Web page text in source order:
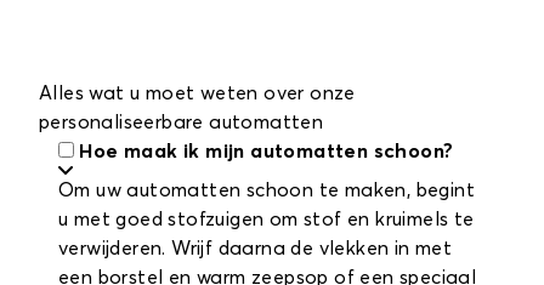
Alles wat u moet weten over onze
personaliseerbare automatten
Hoe maak ik mijn automatten schoon?
Om uw automatten schoon te maken, begint
u met goed stofzuigen om stof en kruimels te
verwijderen. Wrijf daarna de vlekken in met
een borstel en warm zeepsop of een speciaal